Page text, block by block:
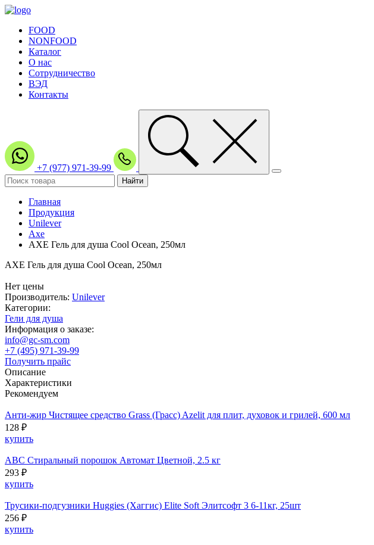
FOOD
NONFOOD
Каталог
О нас
Сотрудничество
ВЭД
Контакты
+7 (977) 971-39-99
Главная
Продукция
Unilever
Axe
AXE Гель для душа Cool Ocean, 250мл
AXE Гель для душа Cool Ocean, 250мл
Нет цены
Производитель: Unilever
Категории:
Гели для душа
Информация о заказе:
info@gc-sm.com
+7 (495) 971-39-99
Получить прайс
Описание
Характеристики
Рекомендуем
Анти-жир Чистящее средство Grass (Грасс) Azelit для плит, духовок и грилей, 600 мл
128 ₽
купить
ABC Стиральный порошок Автомат Цветной, 2.5 кг
293 ₽
купить
Трусики-подгузники Huggies (Хаггис) Elite Soft Элитсофт 3 6-11кг, 25шт
256 ₽
купить